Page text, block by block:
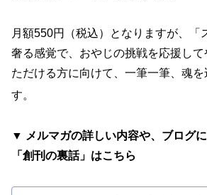
月額550円（税込）となりますが、「
奢る感覚で、おやじの挑戦を応援し
ただける方に向けて、一筆一筆、魂を
す。
▼ メルマガの詳しい内容や、ブログ
「創刊の裏話」はこちら